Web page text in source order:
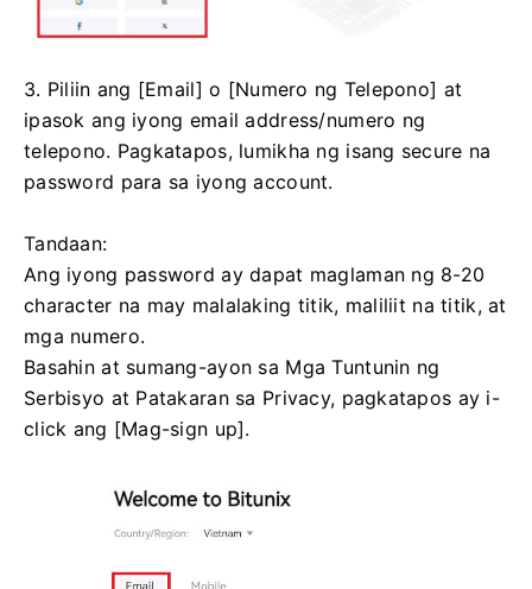
3. Piliin ang [Email] o [Numero ng Telepono] at
ipasok ang iyong email address/numero ng
telepono. Pagkatapos, lumikha ng isang secure na
password para sa iyong account.
Tandaan:
Ang iyong password ay dapat maglaman ng 8-20
character na may malalaking titik, maliliit na titik, at
mga numero.
Basahin at sumang-ayon sa Mga Tuntunin ng
Serbisyo at Patakaran sa Privacy, pagkatapos ay i-
click ang [Mag-sign up].